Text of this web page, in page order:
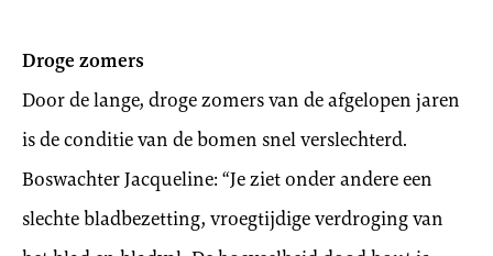
Droge zomers
Door de lange, droge zomers van de afgelopen jaren
is de conditie van de bomen snel verslechterd.
Boswachter Jacqueline: “Je ziet onder andere een
slechte bladbezetting, vroegtijdige verdroging van